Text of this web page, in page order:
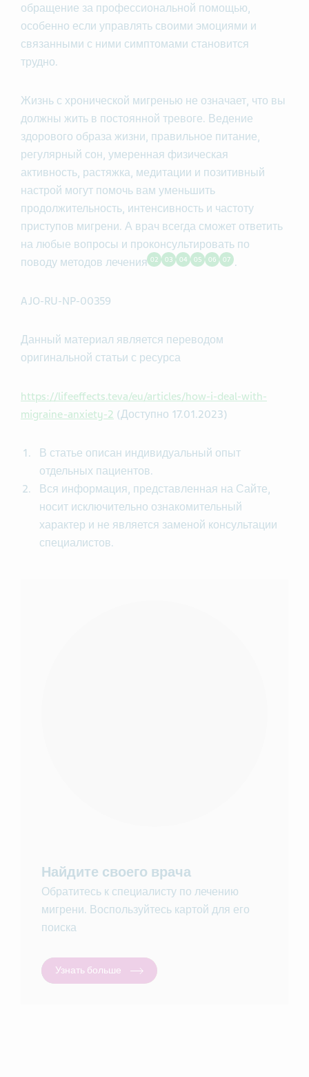
обращение за профессиональной помощью,
особенно если управлять своими эмоциями и
связанными с ними симптомами становится
трудно.
Жизнь с хронической мигренью не означает, что вы
должны жить в постоянной тревоге. Ведение
здорового образа жизни, правильное питание,
регулярный сон, умеренная физическая
активность, растяжка, медитации и позитивный
настрой могут помочь вам уменьшить
продолжительность, интенсивность и частоту
приступов мигрени. А врач всегда сможет ответить
на любые вопросы и проконсультировать по
поводу методов лечения 02 03 04 05 06 07 .
AJO-RU-NP-00359
Данный материал является переводом
оригинальной статьи с ресурса
https://lifeeffects.teva/eu/articles/how-i-deal-with-
migraine-anxiety-2 (Доступно 17.01.2023)
В статье описан индивидуальный опыт
отдельных пациентов.
Вся информация, представленная на Сайте,
носит исключительно ознакомительный
характер и не является заменой консультации
специалистов.
Найдите своего врача
Обратитесь к специалисту по лечению
мигрени. Воспользуйтесь картой для его
поиска
Узнать больше